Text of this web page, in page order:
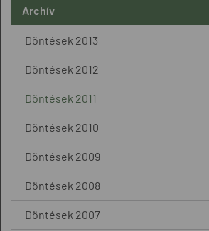
Archív
Döntések 2013
Döntések 2012
Döntések 2011
Döntések 2010
Döntések 2009
Döntések 2008
Döntések 2007